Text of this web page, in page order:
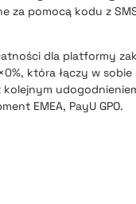
za pomocą kodu z
dla platformy
która łączy w
EMEA, PayU GPO.